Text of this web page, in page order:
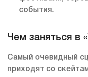
события.
Чем заняться в
Самый очевидный
приходят со